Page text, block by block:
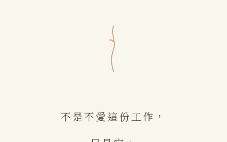
不是不愛這份工作，